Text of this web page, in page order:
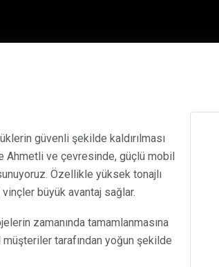
güvenli şekilde kaldırılması
Ahmetli ve çevresinde, güçlü mobil
Özellikle yüksek tonajlı
büyük avantaj sağlar.
zamanında tamamlanmasına
tarafından yoğun şekilde